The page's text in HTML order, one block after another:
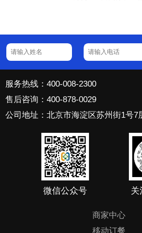
服务热线：400-008-2300
售后咨询：400-878-0029
公司地址：北京市海淀区苏州街1号7
微信公众号 关
商家中心
移动订餐